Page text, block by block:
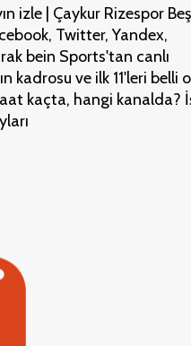
izle | Çaykur Rizespor
Twitter, Yandex,
bein Sports'tan canlı
kadrosu ve ilk 11'leri belli
kaçta, hangi kanalda?